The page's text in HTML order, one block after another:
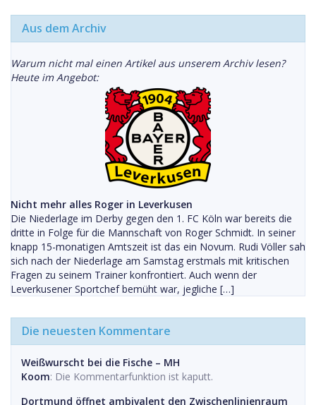
Aus dem Archiv
Warum nicht mal einen Artikel aus unserem Archiv lesen?
Heute im Angebot:
Nicht mehr alles Roger in Leverkusen
Die Niederlage im Derby gegen den 1. FC Köln war bereits die
dritte in Folge für die Mannschaft von Roger Schmidt. In seiner
knapp 15-monatigen Amtszeit ist das ein Novum. Rudi Völler sah
sich nach der Niederlage am Samstag erstmals mit kritischen
Fragen zu seinem Trainer konfrontiert. Auch wenn der
Leverkusener Sportchef bemüht war, jegliche […]
Die neuesten Kommentare
Weißwurscht bei die Fische – MH
Koom: Die Kommentarfunktion ist kaputt.
Dortmund öffnet ambivalent den Zwischenlinienraum